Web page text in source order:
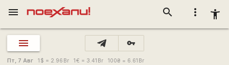
more_vert accessibility_new
search
menu
vpn_key
Пт, 7 Авг 1 $ = 2.96 Br 1€ = 3.41 Br 100₴ = 6.61 Br